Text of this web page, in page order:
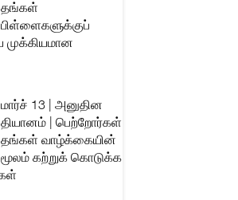
தங்கள்
பிள்ளைகளுக்குப்
மார்ச் 13 | அனுதின
தியானம் | பெற்றோர்கள்
தங்கள் வாழ்க்கையின்
மூலம் கற்றுக் கொடுக்க